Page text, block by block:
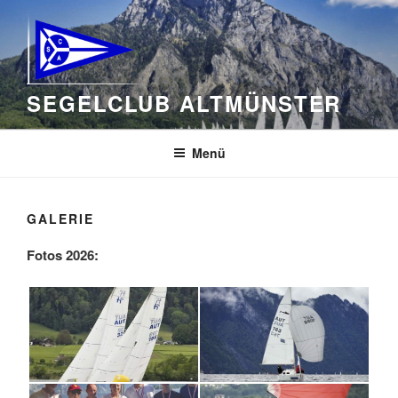
Inhalt
springen
SEGELCLUB ALTMÜNSTER
Menü
GALERIE
Fotos 2026: